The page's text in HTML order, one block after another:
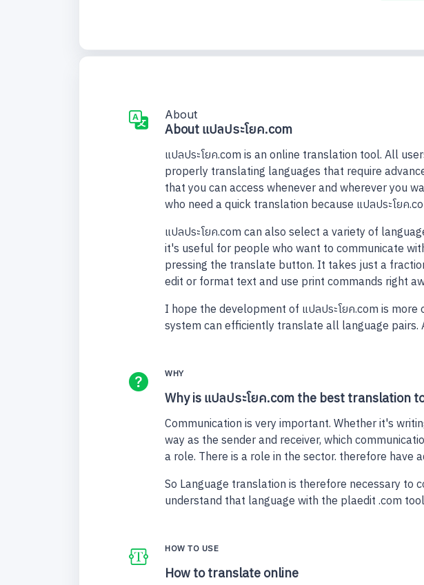
About
About แปลประโยค.com
แปลประโยค.com is an online translation tool. All
properly translating languages that require
that you can access whenever and wherever you
who need a quick translation because แปลประโยค
แปลประโยค.com can also select a variety of
it's useful for people who want to communicate
pressing the translate button. It takes just a
edit or format text and use print commands right
I hope the development of แปลประโยค.com is
system can efficiently translate all language
WHY
Why is แปลประโยค.com the best translation
Communication is very important. Whether it's
way as the sender and receiver, which
a role. There is a role in the sector. therefore have
So Language translation is therefore necessary
understand that language with the plaedit .com
HOW TO USE
How to translate online